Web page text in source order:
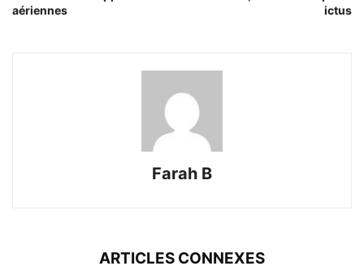
aériennes
ictus
Farah B
ARTICLES CONNEXES